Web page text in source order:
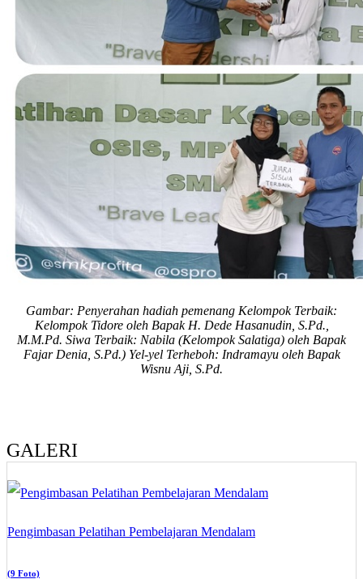
Gambar: Penyerahan hadiah pemenang Kelompok Terbaik:
Kelompok Tidore oleh Bapak H. Dede Hasanudin, S.Pd.,
M.M.Pd. Siwa Terbaik: Nabila (Kelompok Salatiga) oleh Bapak
Fajar Denia, S.Pd.) Yel-yel Terheboh: Indramayu oleh Bapak
Wisnu Aji, S.Pd.
GALERI
Pengimbasan Pelatihan Pembelajaran Mendalam
(9 Foto)